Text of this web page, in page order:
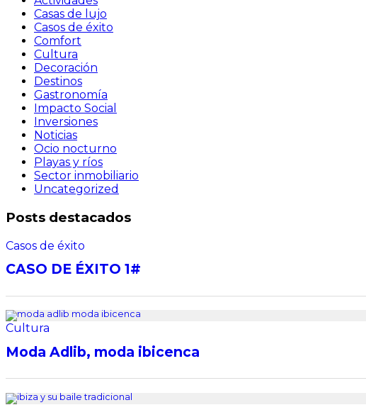
Casas de lujo
Casos de éxito
Comfort
Cultura
Decoración
Destinos
Gastronomía
Impacto Social
Inversiones
Noticias
Ocio nocturno
Playas y ríos
Sector inmobiliario
Uncategorized
Posts destacados
Casos de éxito
CASO DE ÉXITO 1#
Cultura
Moda Adlib, moda ibicenca